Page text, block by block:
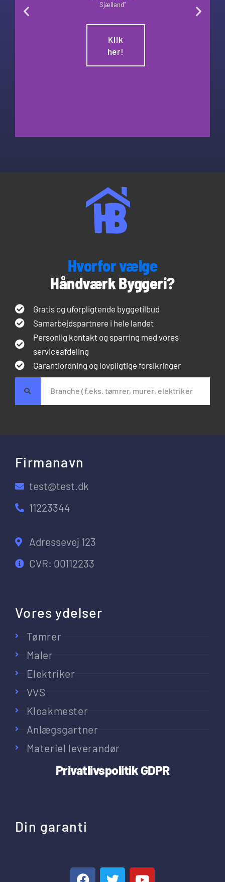
Sjælland"
Klik
her!
Hvorfor vælge
Håndværk Byggeri?
Gratis og uforpligtende byggetilbud
Samarbejdspartnere i hele landet
Personlig kontakt og sparring med vores
serviceafdeling
Garantiordning og lovpligtige forsikringer
Firmanavn
test@test.dk
11223344
Adressevej 123
CVR: 00112233
Vores ydelser
Tømrer
Maler
Elektriker
VVS
Kloakmester
Anlægsgartner
Materiel leverandør
Privatlivspolitik GDPR
Din garanti